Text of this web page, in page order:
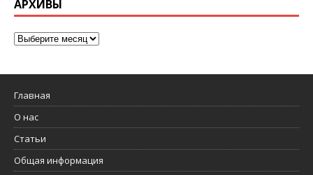
АРХИВЫ
Главная
О нас
Статьи
Общая информация